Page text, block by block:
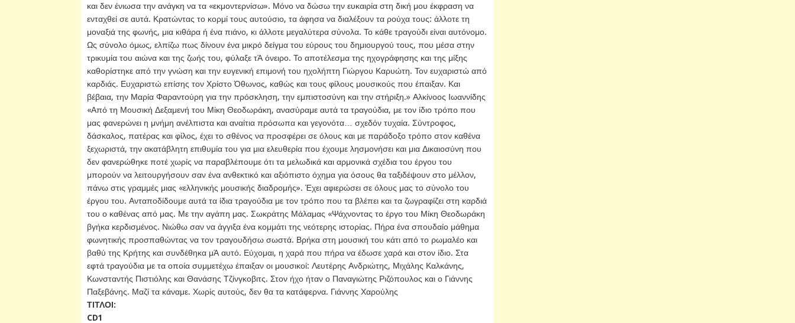
και δεν ένιωσα την ανάγκη να τα «εκμοντερνίσω». Μόνο να δώσω την ευκαιρία στη δική μου έκφραση να
ενταχθεί σε αυτά. Κρατώντας το κορμί τους αυτούσιο, τα άφησα να διαλέξουν τα ρούχα τους: άλλοτε τη
μοναξιά της φωνής, μια κιθάρα ή ένα πιάνο, κι άλλοτε μεγαλύτερα σύνολα. Το κάθε τραγούδι είναι αυτόνομο.
Ως σύνολο όμως, ελπίζω πως δίνουν ένα μικρό δείγμα του εύρους του δημιουργού τους, που μέσα στην
τρικυμία του αιώνα και της ζωής του, φύλαξε τΆ όνειρο. Το αποτέλεσμα της ηχογράφησης και της μίξης
καθορίστηκε από την γνώση και την ευγενική επιμονή του ηχολήπτη Γιώργου Καρυώτη. Τον ευχαριστώ από
καρδιάς. Ευχαριστώ επίσης τον Χρίστο Όθωνος, καθώς και τους φίλους μουσικούς που έπαιξαν. Και
βέβαια, την Μαρία Φαραντούρη για την πρόσκληση, την εμπιστοσύνη και την στήριξη.» Αλκίνοος Ιωαννίδης
«Από τη Μουσική Δεξαμενή του Μίκη Θεοδωράκη, ανασύραμε αυτά τα τραγούδια, με τον ίδιο τρόπο που
μας φανερώνει η μνήμη ανέλπιστα και αναίτια πρόσωπα και γεγονότα… σχεδόν τυχαία. Σύντροφος,
δάσκαλος, πατέρας και φίλος, έχει το σθένος να προσφέρει σε όλους και με παράδοξο τρόπο στον καθένα
ξεχωριστά, την ακατάβλητη επιθυμία του για μια ελευθερία που έχουμε λησμονήσει και μια Δικαιοσύνη που
δεν φανερώθηκε ποτέ χωρίς να παραβλέπουμε ότι τα μελωδικά και αρμονικά σχέδια του έργου του
μπορούν να λειτουργήσουν σαν ένα ανθεκτικό και αξιόπιστο όχημα για όσους θα ταξιδέψουν στο μέλλον,
πάνω στις γραμμές μιας «ελληνικής μουσικής διαδρομής». Έχει αφιερώσει σε όλους μας το σύνολο του
έργου του. Ανταποδίδουμε αυτά τα ίδια τραγούδια με τον τρόπο που τα βλέπει και τα ζωγραφίζει στη καρδιά
του ο καθένας από μας. Με την αγάπη μας. Σωκράτης Μάλαμας «Ψάχνοντας το έργο του Μίκη Θεοδωράκη
βγήκα κερδισμένος. Νιώθω σαν να άγγιξα ένα κομμάτι της νεότερης ιστορίας. Πήρα ένα σπουδαίο μάθημα
φωνητικής προσπαθώντας να τον τραγουδήσω σωστά. Βρήκα στη μουσική του κάτι από το ρωμαλέο και
βαθύ της Κρήτης και συνδέθηκα μΆ αυτό. Εύχομαι, η χαρά που πήρα να έδωσε χαρά και στον ίδιο. Στα
εφτά τραγούδια με τα οποία συμμετέχω έπαιξαν οι μουσικοί: Λευτέρης Ανδριώτης, Μιχάλης Καλκάνης,
Κωνσταντής Πιστιόλης και Θανάσης Τζίνγκοβιτς. Στον ήχο ήταν ο Παναγιώτης Ριζόπουλος και ο Γιάννης
Παξεβάνης. Μαζί τα κάναμε. Χωρίς αυτούς, δεν θα τα κατάφερνα. Γιάννης Χαρούλης
ΤΙΤΛΟΙ:
CD1